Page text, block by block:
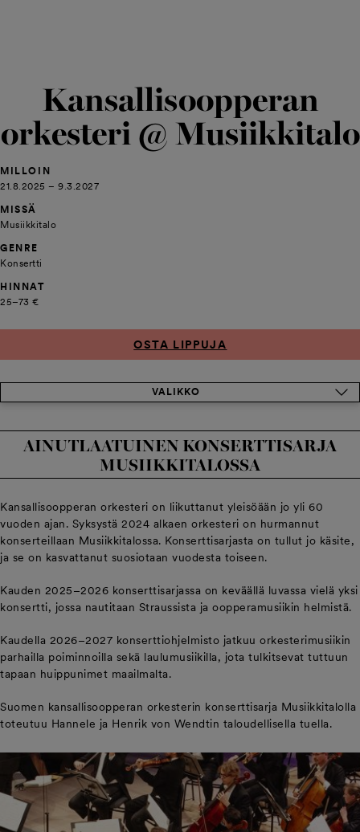
Kansallisoopperan
orkesteri @ Musiikkitalo
MILLOIN
21.8.2025 – 9.3.2027
MISSÄ
Musiikkitalo
GENRE
Konsertti
HINNAT
25–73 €
OSTA LIPPUJA
VALIKKO
AINUTLAATUINEN KONSERTTISARJA
MUSIIKKITALOSSA
Kansallisoopperan orkesteri on liikuttanut yleisöään jo yli 60
vuoden ajan. Syksystä 2024 alkaen orkesteri on hurmannut
konserteillaan Musiikkitalossa. Konserttisarjasta on tullut jo käsite,
ja se on kasvattanut suosiotaan vuodesta toiseen.
Kauden 2025–2026 konserttisarjassa on keväällä luvassa vielä yksi
konsertti, jossa nautitaan Straussista ja oopperamusiikin helmistä.
Kaudella 2026–2027 konserttiohjelmisto jatkuu orkesterimusiikin
parhailla poiminnoilla sekä laulumusiikilla, jota tulkitsevat tuttuun
tapaan huippunimet maailmalta.
Suomen kansallisoopperan orkesterin konserttisarja Musiikkitalolla
toteutuu Hannele ja Henrik von Wendtin taloudellisella tuella.